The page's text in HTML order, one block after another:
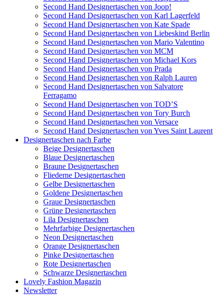
Second Hand Designertaschen von Joop!
Second Hand Designertaschen von Karl Lagerfeld
Second Hand Designertaschen von Kate Spade
Second Hand Designertaschen von Liebeskind Berlin
Second Hand Designertaschen von Mario Valentino
Second Hand Designertaschen von MCM
Second Hand Designertaschen von Michael Kors
Second Hand Designertaschen von Prada
Second Hand Designertaschen von Ralph Lauren
Second Hand Designertaschen von Salvatore
Ferragamo
Second Hand Designertaschen von TOD’S
Second Hand Designertaschen von Tory Burch
Second Hand Designertaschen von Versace
Second Hand Designertaschen von Yves Saint Laurent
Designertaschen nach Farbe
Beige Designertaschen
Blaue Designertaschen
Braune Designertaschen
Fliederne Designertaschen
Gelbe Designertaschen
Goldene Designertaschen
Graue Designertaschen
Grüne Designertaschen
Lila Designertaschen
Mehrfarbige Designertaschen
Neon Designertaschen
Orange Designertaschen
Pinke Designertaschen
Rote Designertaschen
Schwarze Designertaschen
Lovely Fashion Magazin
Newsletter